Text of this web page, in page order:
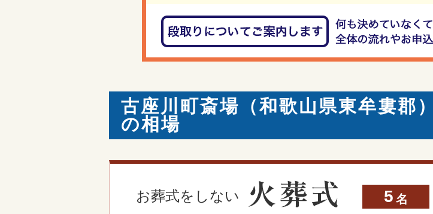
古座川町斎場（和歌山県東牟婁郡
の相場
お葬式をしない 5 名